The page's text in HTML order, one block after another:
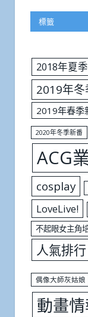
標籤
2018年夏
2019年冬
2019年春季
2020年冬季新番
ACG
cosplay
LoveLive!
不起眼女主角
人氣排行
偶像大師灰姑娘
動畫